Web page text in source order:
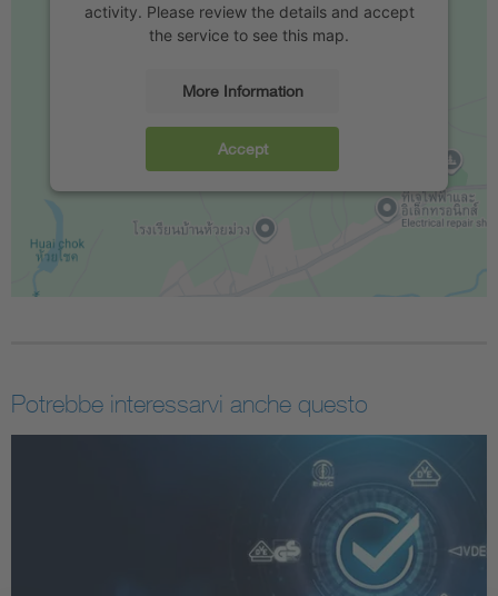
activity. Please review the details and accept
the service to see this map.
More Information
Accept
Potrebbe interessarvi anche questo